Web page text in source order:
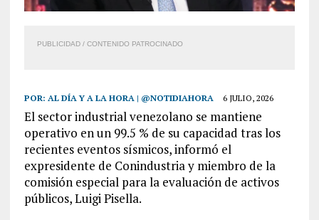
PUBLICIDAD / CONTENIDO PATROCINADO
POR: AL DÍA Y A LA HORA | @NOTIDIAHORA 6 JULIO, 2026
El sector industrial venezolano se mantiene
operativo en un 99.5 % de su capacidad tras los
recientes eventos sísmicos, informó el
expresidente de Conindustria y miembro de la
comisión especial para la evaluación de activos
públicos, Luigi Pisella.